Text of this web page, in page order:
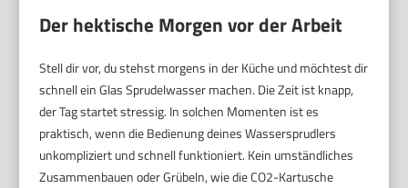
Der hektische Morgen vor der Arbeit
Stell dir vor, du stehst morgens in der Küche und möchtest dir
schnell ein Glas Sprudelwasser machen. Die Zeit ist knapp,
der Tag startet stressig. In solchen Momenten ist es
praktisch, wenn die Bedienung deines Wassersprudlers
unkompliziert und schnell funktioniert. Kein umständliches
Zusammenbauen oder Grübeln, wie die CO2-Kartusche